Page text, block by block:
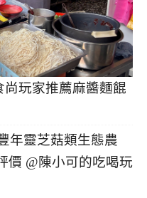
尚玩家推薦麻醬麵餛